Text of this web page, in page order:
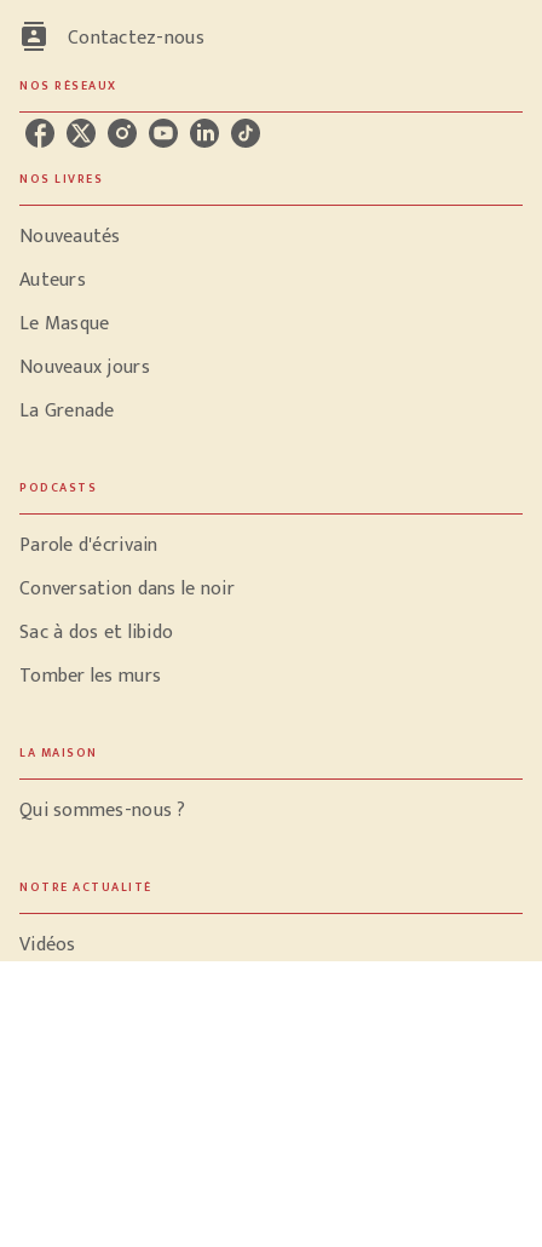
contacts Contactez-nous
NOS RÉSEAUX
NOS LIVRES
Nouveautés
Auteurs
Le Masque
Nouveaux jours
La Grenade
PODCASTS
Parole d'écrivain
Conversation dans le noir
Sac à dos et libido
Tomber les murs
LA MAISON
Qui sommes-nous ?
NOTRE ACTUALITÉ
Vidéos